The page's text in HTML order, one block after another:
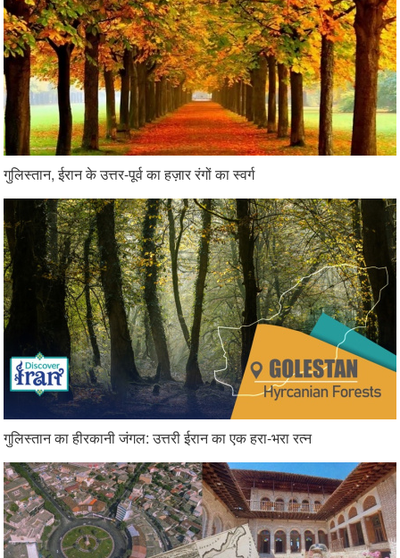
गुलिस्तान, ईरान के उत्तर-पूर्व का हज़ार रंगों का स्वर्ग
गुलिस्तान का हीरकानी जंगल: उत्तरी ईरान का एक हरा-भरा रत्न